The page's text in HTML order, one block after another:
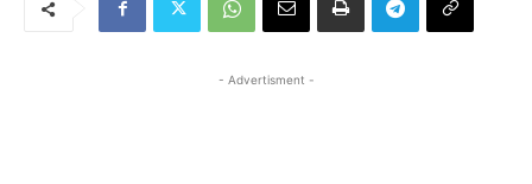
- Advertisment -